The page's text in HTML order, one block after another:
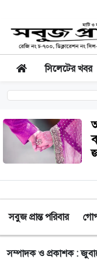
সিলেটের খবর
সবুজ প্রান্ত পরিবার
সম্পাদক ও প্রকাশক :